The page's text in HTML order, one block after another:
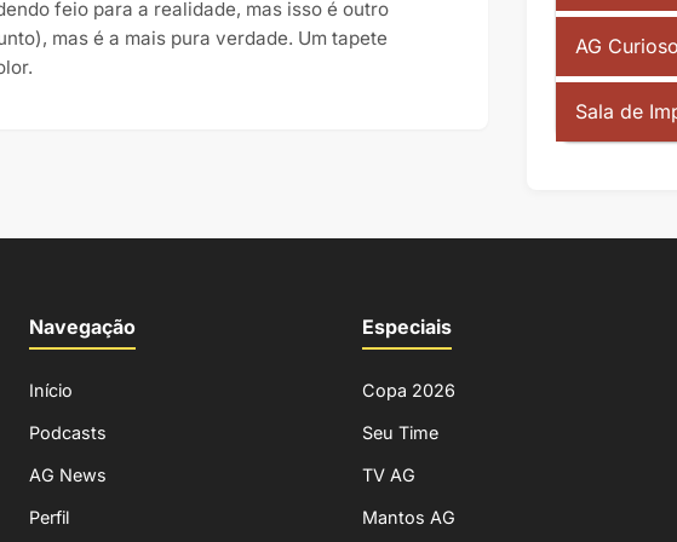
feio para a realidade, mas isso é outro
mas é a mais pura verdade. Um tapete
AG Curioso
Sala de
Navegação
Início
Podcasts
AG News
Perfil
Especiais
Copa 2026
Seu Time
TV AG
Mantos AG